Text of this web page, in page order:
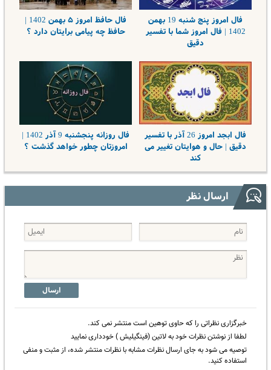
فال امروز پنج شنبه 19 بهمن
1402 | فال امروز شما با تفسیر
دقیق
فال حافظ امروز ۵ بهمن 1402 |
حافظ چه پیامی برایتان دارد ؟
فال ابجد امروز 26 آذر با تفسیر
دقیق | حال و هوایتان تغییر می‌
کند
فال روزانه پنجشنبه 9 آذر 1402 |
امروزتان چطور خواهد گذشت ؟
ارسال نظر
ارسال
خبرگزاری نظراتی را که حاوی توهین است منتشر نمی کند.
لطفا از نوشتن نظرات خود به لاتین (فینگیلیش ) خودداری نمایید
توصیه می شود به جای ارسال نظرات مشابه با نظرات منتشر شده، از مثبت و منفی
استفاده کنید.